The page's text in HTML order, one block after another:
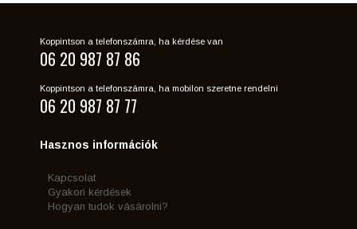
Koppintson a telefonszámra, ha kérdése van
06 20 987 87 86
Koppintson a telefonszámra, ha mobilon szeretne rendelni
06 20 987 87 77
Hasznos információk
Kapcsolat
Gyakori kérdések
Hogyan tudok vásárolni?